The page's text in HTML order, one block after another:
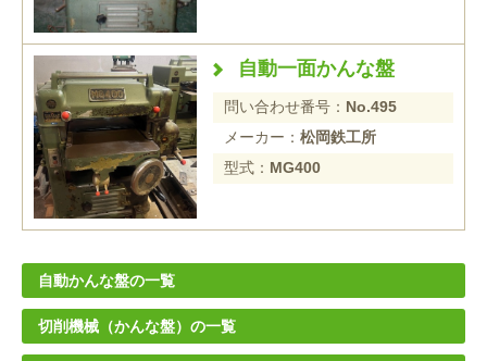
自動一面かんな盤
問い合わせ番号： No.495
メーカー： 松岡鉄工所
型式： MG400
自動かんな盤の一覧
切削機械（かんな盤）の一覧